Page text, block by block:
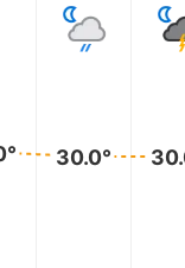
30.0°